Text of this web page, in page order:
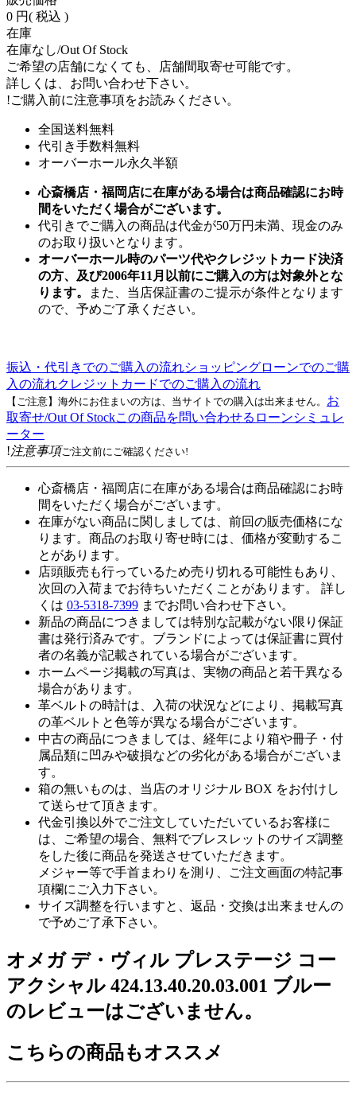
0 円( 税込 )
在庫
在庫なし/Out Of Stock
ご希望の店舗になくても、店舗間取寄せ可能です。
詳しくは、お問い合わせ下さい。
!ご購入前に注意事項をお読みください。
全国送料無料
代引き手数料無料
オーバーホール永久半額
心斎橋店・福岡店に在庫がある場合は商品確認にお時
間をいただく場合がございます。
代引きでご購入の商品は代金が50万円未満、現金のみ
のお取り扱いとなります。
オーバーホール時のパーツ代やクレジットカード決済
の方、及び2006年11月以前にご購入の方は対象外とな
ります。
また、当店保証書のご提示が条件となります
ので、予めご了承ください。
振込・代引きでのご購入の流れショッピングローンでのご購
入の流れクレジットカードでのご購入の流れ
【ご注意】海外にお住まいの方は、当サイトでの購入は出来ません。 お
取寄せ/Out Of Stockこの商品を問い合わせる ローンシミュレ
ーター
!注意事項ご注文前にご確認ください!
心斎橋店・福岡店に在庫がある場合は商品確認にお時
間をいただく場合がございます。
在庫がない商品に関しましては、前回の販売価格にな
ります。商品のお取り寄せ時には、価格が変動するこ
とがあります。
店頭販売も行っているため売り切れる可能性もあり、
次回の入荷までお待ちいただくことがあります。 詳し
くは 03-5318-7399 までお問い合わせ下さい。
新品の商品につきましては特別な記載がない限り保証
書は発行済みです。ブランドによっては保証書に買付
者の名義が記載されている場合がございます。
ホームページ掲載の写真は、実物の商品と若干異なる
場合があります。
革ベルトの時計は、入荷の状況などにより、掲載写真
の革ベルトと色等が異なる場合がございます。
中古の商品につきましては、経年により箱や冊子・付
属品類に凹みや破損などの劣化がある場合がございま
す。
箱の無いものは、当店のオリジナル BOX をお付けし
て送らせて頂きます。
代金引換以外でご注文していただいているお客様に
は、ご希望の場合、無料でブレスレットのサイズ調整
をした後に商品を発送させていただきます。
メジャー等で手首まわりを測り、ご注文画面の特記事
項欄にご入力下さい。
サイズ調整を行いますと、返品・交換は出来ませんの
で予めご了承下さい。
オメガ デ・ヴィル プレステージ コー
アクシャル 424.13.40.20.03.001 ブルー
のレビューはございません。
こちらの商品もオススメ